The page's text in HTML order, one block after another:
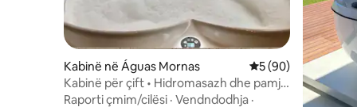
Kabinë në Águas Mornas Vlerësimi mesatar
5 (90)
Kabinë për çift • Hidromasazh dhe pamje
të mahnitshme
Raporti çmim/cilësi · Vendndodhja ·